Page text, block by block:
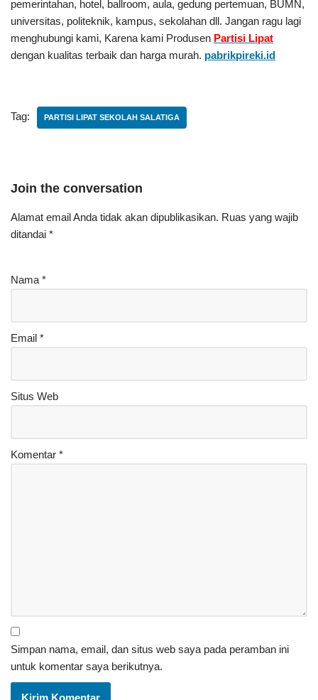
pemerintahan, hotel, ballroom, aula, gedung pertemuan, BUMN,
universitas, politeknik, kampus, sekolahan dll. Jangan ragu lagi
menghubungi kami, Karena kami Produsen Partisi Lipat
dengan kualitas terbaik dan harga murah. pabrikpireki.id
Tag: PARTISI LIPAT SEKOLAH SALATIGA
Join the conversation
Alamat email Anda tidak akan dipublikasikan. Ruas yang wajib
ditandai *
Nama *
Email *
Situs Web
Komentar *
Simpan nama, email, dan situs web saya pada peramban ini
untuk komentar saya berikutnya.